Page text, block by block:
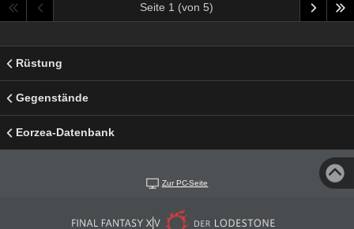
Seite 1 (von 5)
Rüstung
Gegenstände
Eorzea-Datenbank
Zur PC-Seite